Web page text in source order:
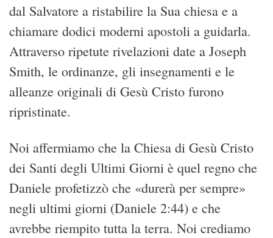
dal Salvatore a ristabilire la Sua chiesa e a
chiamare dodici moderni apostoli a guidarla.
Attraverso ripetute rivelazioni date a Joseph
Smith, le ordinanze, gli insegnamenti e le
alleanze originali di Gesù Cristo furono
ripristinate.
Noi affermiamo che la Chiesa di Gesù Cristo
dei Santi degli Ultimi Giorni è quel regno che
Daniele profetizzò che «durerà per sempre»
negli ultimi giorni (Daniele 2:44) e che
avrebbe riempito tutta la terra. Noi crediamo